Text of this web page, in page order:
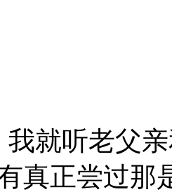
我就听老父
真正尝过那